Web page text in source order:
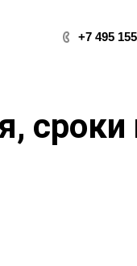
+7 495
сроки